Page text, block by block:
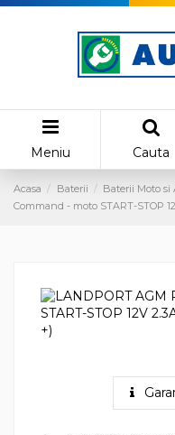
Meniu Cauta
Acasa Baterii Baterii Moto si
Command - moto START-STOP